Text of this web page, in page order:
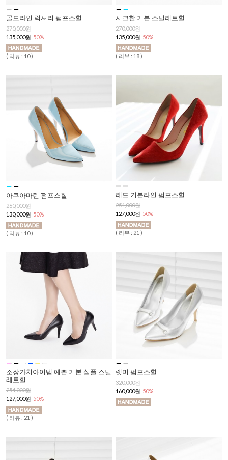
골드라인 럭셔리 펌프스힐
270,000원
135,000원 50%
( 리뷰 : 10 )
시크한 기본 스틸레토힐
270,000원
135,000원 50%
( 리뷰 : 18 )
아쿠아마린 펌프스힐
260,000원
130,000원 50%
( 리뷰 : 10 )
레드 기본라인 펌프스힐
254,000원
127,000원 50%
( 리뷰 : 21 )
소장가치아이템 예쁜 기본 심플 스틸
레토힐
254,000원
127,000원 50%
( 리뷰 : 21 )
렛미 펌프스힐
320,000원
160,000원 50%